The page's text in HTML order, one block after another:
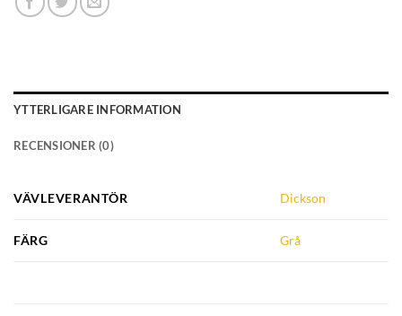
YTTERLIGARE INFORMATION
RECENSIONER (0)
VÄVLEVERANTÖR Dickson
FÄRG Grå